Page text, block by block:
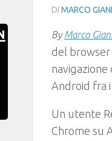
DI MARCO
ByMarco
del browser
Android fra
Un utente
Chrome su